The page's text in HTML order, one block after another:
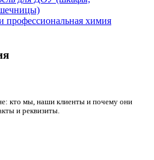
профессиональная химия
кто мы, наши клиенты и почему они
и реквизиты.